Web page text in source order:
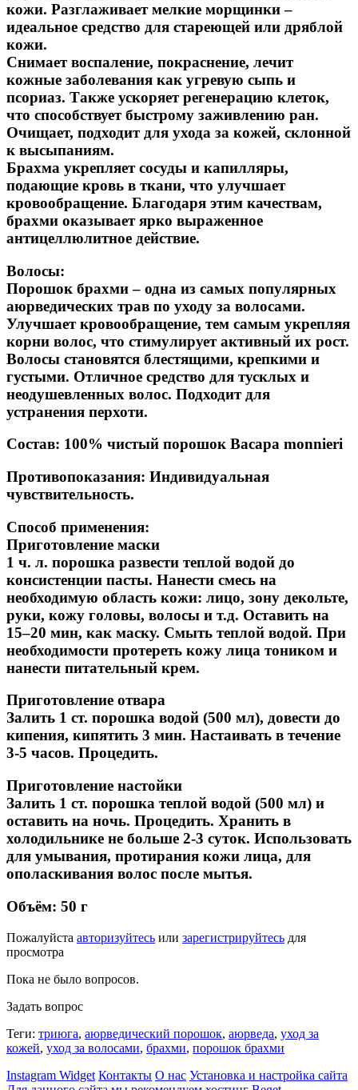
кожи. Разглаживает мелкие морщинки –
идеальное средство для стареющей или дряблой
кожи.
Снимает воспаление, покраснение, лечит
кожные заболевания как угревую сыпь и
псориаз. Также ускоряет регенерацию клеток,
что способствует быстрому заживлению ран.
Очищает, подходит для ухода за кожей, склонной
к высыпаниям.
Брахма укрепляет сосуды и капилляры,
подающие кровь в ткани, что улучшает
кровообращение. Благодаря этим качествам,
брахми оказывает ярко выраженное
антицеллюлитное действие.
Волосы:
Порошок брахми – одна из самых популярных
аюрведических трав по уходу за волосами.
Улучшает кровообращение, тем самым укрепляя
корни волос, что стимулирует активный их рост.
Волосы становятся блестящими, крепкими и
густыми. Отличное средство для тусклых и
неодушевленных волос. Подходит для
устранения перхоти.
Состав: 100% чистый порошок Bacapa monnieri
Противопоказания: Индивидуальная
чувствительность.
Способ применения:
Приготовление маски
1 ч. л. порошка развести теплой водой до
консистенции пасты. Нанести смесь на
необходимую область кожи: лицо, зону декольте,
руки, кожу головы, волосы и т.д. Оставить на
15–20 мин, как маску. Смыть теплой водой. При
необходимости протереть кожу лица тоником и
нанести питательный крем.
Приготовление отвара
Залить 1 ст. порошка водой (500 мл), довести до
кипения, кипятить 3 мин. Настаивать в течение
3-5 часов. Процедить.
Приготовление настойки
Залить 1 ст. порошка теплой водой (500 мл) и
оставить на ночь. Процедить. Хранить в
холодильнике не больше 2-3 суток. Использовать
для умывания, протирания кожи лица, для
ополаскивания волос после мытья.
Объём: 50 г
Пожалуйста авторизуйтесь или зарегистрируйтесь для
просмотра
Пока не было вопросов.
Задать вопрос
Теги: триюга, аюрведический порошок, аюрведа, уход за
кожей, уход за волосами, брахми, порошок брахми
Instagram Widget Контакты О нас Установка и настройка сайта